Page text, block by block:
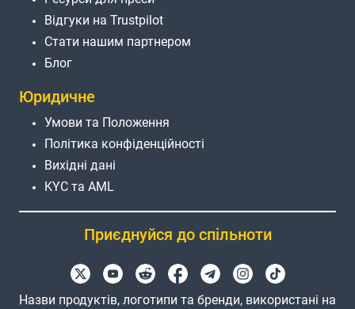
Відгуки на Trustpilot
Стати нашим партнером
Блог
Юридичне
Умови та Положення
Політика конфіденційності
Вихідні дані
KYC та AML
Приєднуйся до спільноти
Назви продуктів, логотипи та бренди, використані на